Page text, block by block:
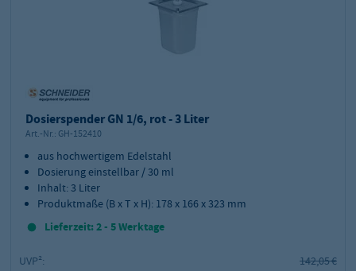
Dosierspender GN 1/6, rot - 3 Liter
Art.-Nr.: GH-152410
aus hochwertigem Edelstahl
Dosierung einstellbar / 30 ml
Inhalt: 3 Liter
Produktmaße (B x T x H): 178 x 166 x 323 mm
Lieferzeit: 2 - 5 Werktage
UVP²:
142,05 €